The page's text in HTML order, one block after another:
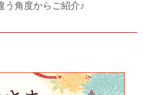
う角度からご紹介♪